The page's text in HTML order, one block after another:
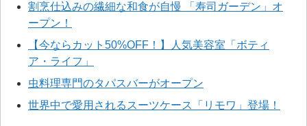
割烹仕込みの繊細な和食が自慢 「寿司ガーデン」オ
ープン！
【今ならカット50%OFF！】人気美容室「ボティ
ア・ライフ」
虫料理専門のタパスバーがオープン
世界中で愛用されるスーツケース「リモワ」登場！